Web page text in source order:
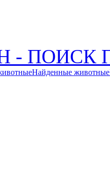
-
Найденные животные